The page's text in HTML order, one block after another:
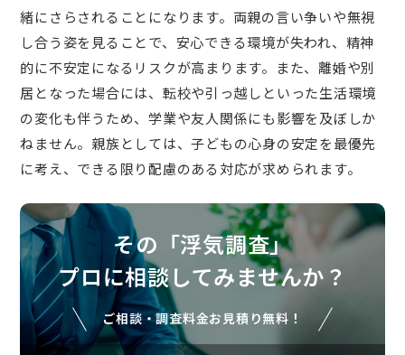
緒にさらされることになります。両親の言い争いや無視
し合う姿を見ることで、安心できる環境が失われ、精神
的に不安定になるリスクが高まります。また、離婚や別
居となった場合には、転校や引っ越しといった生活環境
の変化も伴うため、学業や友人関係にも影響を及ぼしか
ねません。親族としては、子どもの心身の安定を最優先
に考え、できる限り配慮のある対応が求められます。
その「浮気調査」
プロに相談してみませんか？
ご相談・調査料金お見積り無料！